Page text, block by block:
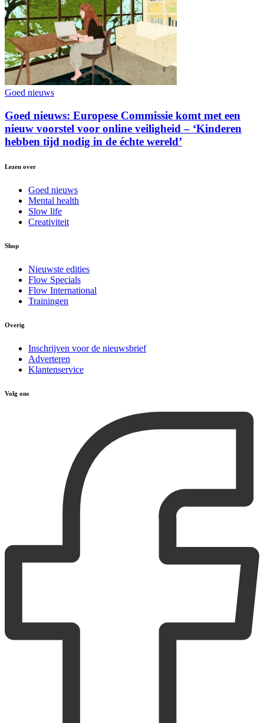
Goed nieuws
Goed nieuws: Europese Commissie komt met een
nieuw voorstel voor online veiligheid – ‘Kinderen
hebben tijd nodig in de échte wereld’
Lezen over
Goed nieuws
Mental health
Slow life
Creativiteit
Shop
Nieuwste edities
Flow Specials
Flow International
Trainingen
Overig
Inschrijven voor de nieuwsbrief
Adverteren
Klantenservice
Volg ons